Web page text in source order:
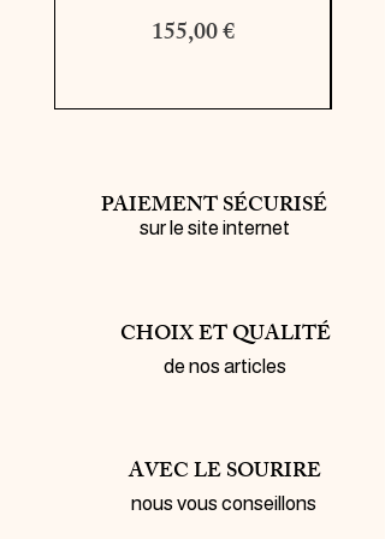
Prix
155,00 €
PAIEMENT SÉCURISÉ
sur le site internet
CHOIX ET QUALITÉ
de nos articles
AVEC LE SOURIRE
nous vous conseillons